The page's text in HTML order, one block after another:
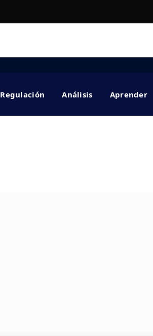
Regulación Análisis Aprender